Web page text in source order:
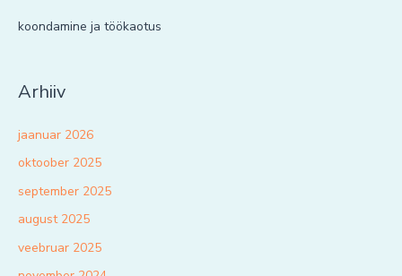
koondamine ja töökaotus
Arhiiv
jaanuar 2026
oktoober 2025
september 2025
august 2025
veebruar 2025